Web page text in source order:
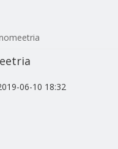
06-10 18:32